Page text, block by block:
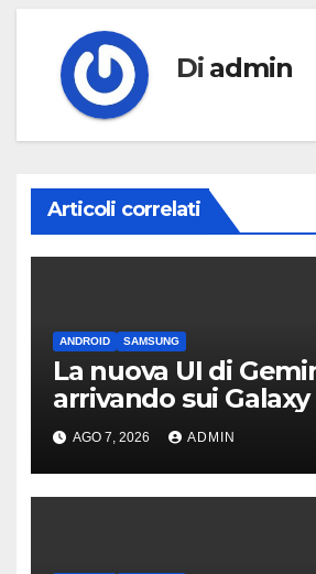
Di admin
Articoli correlati
ANDROID SAMSUNG
La nuova UI di
arrivando sui
primi avvistamenti
AGO 7, 2026 ADMIN